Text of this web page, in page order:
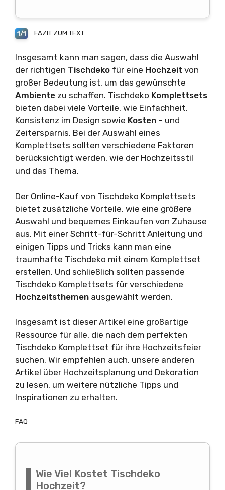
1/1 FAZIT ZUM TEXT
Insgesamt kann man sagen, dass die Auswahl
der richtigen Tischdeko für eine Hochzeit von
großer Bedeutung ist, um das gewünschte
Ambiente zu schaffen. Tischdeko Komplettsets
bieten dabei viele Vorteile, wie Einfachheit,
Konsistenz im Design sowie Kosten – und
Zeitersparnis. Bei der Auswahl eines
Komplettsets sollten verschiedene Faktoren
berücksichtigt werden, wie der Hochzeitsstil
und das Thema.
Der Online-Kauf von Tischdeko Komplettsets
bietet zusätzliche Vorteile, wie eine größere
Auswahl und bequemes Einkaufen von Zuhause
aus. Mit einer Schritt-für-Schritt Anleitung und
einigen Tipps und Tricks kann man eine
traumhafte Tischdeko mit einem Komplettset
erstellen. Und schließlich sollten passende
Tischdeko Komplettsets für verschiedene
Hochzeitsthemen ausgewählt werden.
Insgesamt ist dieser Artikel eine großartige
Ressource für alle, die nach dem perfekten
Tischdeko Komplettset für ihre Hochzeitsfeier
suchen. Wir empfehlen auch, unsere anderen
Artikel über Hochzeitsplanung und Dekoration
zu lesen, um weitere nützliche Tipps und
Inspirationen zu erhalten.
FAQ
Wie Viel Kostet Tischdeko
Hochzeit?